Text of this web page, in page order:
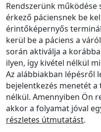
Rendszerünk
érkező páciensnek be
érintőképernyős
kerül be a páciens a
során aktiválja a
ilyen, így kivétel nélkül
Az alábbiakban lépésről
bejelentkezés menetét
nélkül. Amennyiben Ön
akkor a folyamat jóval
részletes útmutatást.